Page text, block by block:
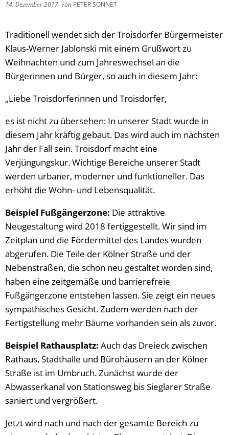
14. Dezember 2017 von PETER SONNET
Traditionell wendet sich der Troisdorfer Bürgermeister
Klaus-Werner Jablonski mit einem Grußwort zu
Weihnachten und zum Jahreswechsel an die
Bürgerinnen und Bürger, so auch in diesem Jahr:
„Liebe Troisdorferinnen und Troisdorfer,
es ist nicht zu übersehen: In unserer Stadt wurde in
diesem Jahr kräftig gebaut. Das wird auch im nächsten
Jahr der Fall sein. Troisdorf macht eine
Verjüngungskur. Wichtige Bereiche unserer Stadt
werden urbaner, moderner und funktioneller. Das
erhöht die Wohn- und Lebensqualität.
Beispiel Fußgängerzone: Die attraktive
Neugestaltung wird 2018 fertiggestellt. Wir sind im
Zeitplan und die Fördermittel des Landes wurden
abgerufen. Die Teile der Kölner Straße und der
Nebenstraßen, die schon neu gestaltet worden sind,
haben eine zeitgemäße und barrierefreie
Fußgängerzone entstehen lassen. Sie zeigt ein neues
sympathisches Gesicht. Zudem werden nach der
Fertigstellung mehr Bäume vorhanden sein als zuvor.
Beispiel Rathausplatz: Auch das Dreieck zwischen
Rathaus, Stadthalle und Bürohäusern an der Kölner
Straße ist im Umbruch. Zunächst wurde der
Abwasserkanal von Stationsweg bis Sieglarer Straße
saniert und vergrößert.
Jetzt wird nach und nach der gesamte Bereich zu